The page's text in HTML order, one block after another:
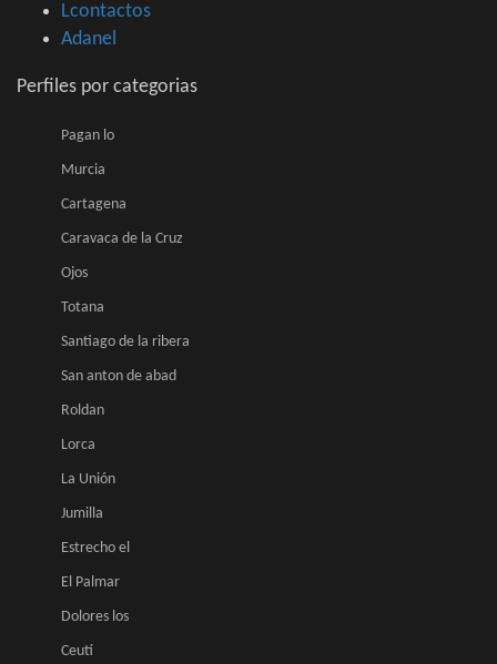
Lcontactos
Adanel
Perfiles por categorias
Pagan lo
Murcia
Cartagena
Caravaca de la Cruz
Ojos
Totana
Santiago de la ribera
San anton de abad
Roldan
Lorca
La Unión
Jumilla
Estrecho el
El Palmar
Dolores los
Ceutí